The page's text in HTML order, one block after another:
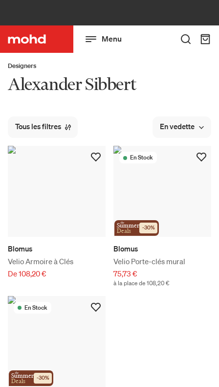
Menu
Designers
Alexander Sibbert
Tous les filtres En vedette
Blomus
Velio Armoire à Clés
De 108,20 €
En Stock
the
Summer
Deals -30%
Blomus
Velio Porte-clés mural
75,73 €
à la place de 108,20 €
En Stock
the
Summer
Deals -30%